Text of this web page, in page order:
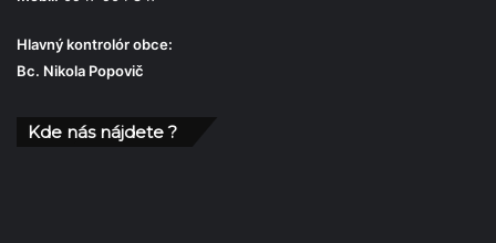
Hlavný kontrolór obce:
Bc. Nikola Popovič
Kde nás nájdete ?